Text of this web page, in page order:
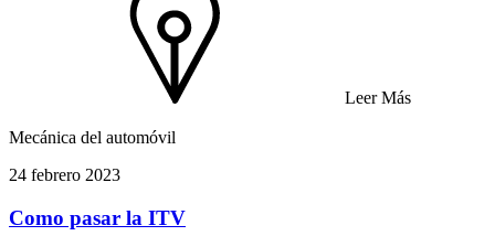
Leer Más
Mecánica del automóvil
24 febrero 2023
Como pasar la ITV